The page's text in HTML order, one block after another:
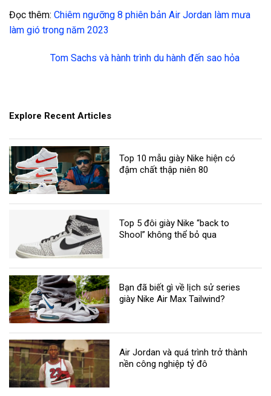
Đọc thêm: Chiêm ngưỡng 8 phiên bản Air Jordan làm mưa
làm gió trong năm 2023
Tom Sachs và hành trình du hành đến sao hỏa
Explore Recent Articles
Top 10 mẫu giày Nike hiện có
đậm chất thập niên 80
Top 5 đôi giày Nike “back to
Shool” không thể bỏ qua
Bạn đã biết gì về lịch sử series
giày Nike Air Max Tailwind?
Air Jordan và quá trình trở thành
nền công nghiệp tỷ đô